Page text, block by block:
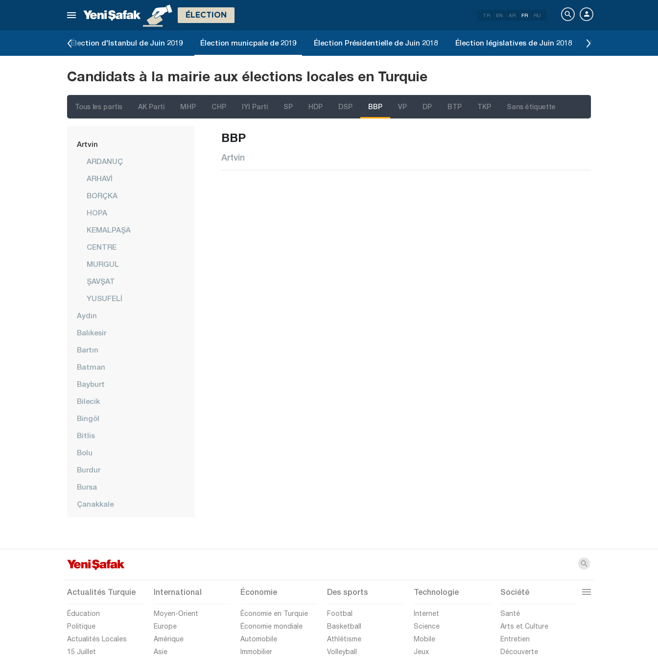
ÉLECTION TR EN AR FR RU
Élection d'Istanbul de Juin 2019 Élection municpale de 2019 Élection Présidentielle de Juin 2018 Élection législatives de Juin 2018 Référendum
Candidats à la mairie aux élections locales en Turquie
Tous les partis AK Parti MHP CHP IYI Parti SP HDP DSP BBP VP DP BTP TKP Sans étiquette
Afyonkarahisar
Ağrı
Aksaray
Antalya
Artvin
ARDANUÇ
ARHAVİ
BORÇKA
HOPA
KEMALPAŞA
CENTRE
MURGUL
ŞAVŞAT
YUSUFELİ
Aydın
Balıkesir
Bartın
Batman
Bayburt
Bilecik
Bingöl
Bitlis
Bolu
Burdur
Bursa
Çanakkale
Diyarbakır
Düzce
Elazığ
Erzincan
BBP
Artvin
Actualités Turquie
Éducation
Politique
Actualités Locales
15 Juillet
International
Moyen-Orient
Europe
Amérique
Asie
Économie
Économie en Turquie
Économie mondiale
Automobile
Immobilier
Des sports
Footbal
Basketball
Athlétisme
Volleyball
Technologie
Internet
Science
Mobile
Jeux
Société
Santé
Arts et Culture
Entretien
Découverte